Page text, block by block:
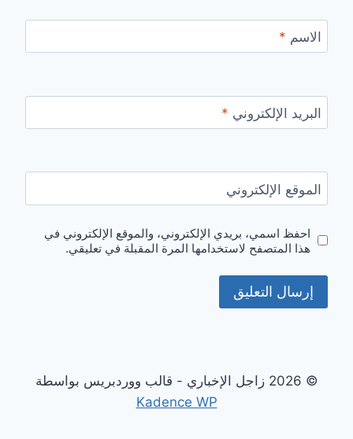
الاسم *
البريد الإلكتروني *
الموقع الإلكتروني
احفظ اسمي، بريدي الإلكتروني، والموقع الإلكتروني في
هذا المتصفح لاستخدامها المرة المقبلة في تعليقي.
© 2026 زاجل الإخباري - قالب ووردبريس بواسطة
Kadence WP